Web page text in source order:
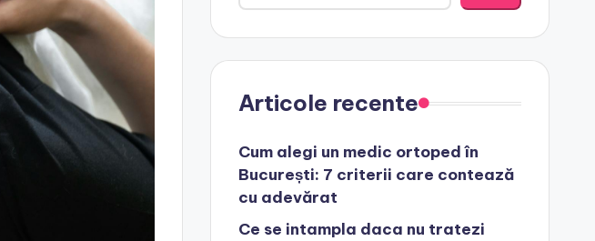
Articole recente
Cum alegi un medic ortoped în
București: 7 criterii care contează
cu adevărat
Ce se intampla daca nu tratezi